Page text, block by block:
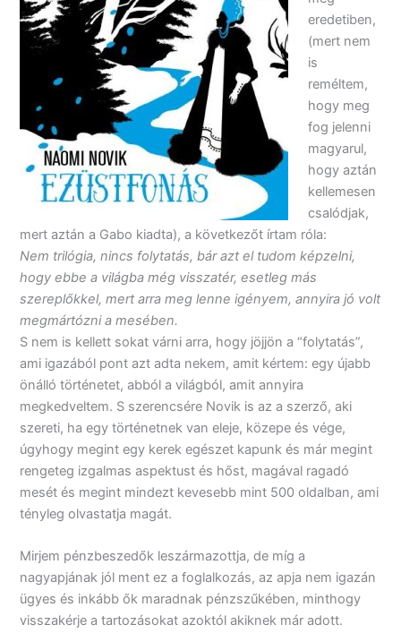
eredetiben,
(mert nem
is
reméltem,
hogy meg
fog jelenni
magyarul,
hogy aztán
kellemesen
csalódjak,
mert aztán a Gabo kiadta), a következőt írtam róla:
Nem trilógia, nincs folytatás, bár azt el tudom képzelni,
hogy ebbe a világba még visszatér, esetleg más
szereplőkkel, mert arra meg lenne igényem, annyira jó volt
megmártózni a mesében.
S nem is kellett sokat várni arra, hogy jöjjön a “folytatás”,
ami igazából pont azt adta nekem, amit kértem: egy újabb
önálló történetet, abból a világból, amit annyira
megkedveltem. S szerencsére Novik is az a szerző, aki
szereti, ha egy történetnek van eleje, közepe és vége,
úgyhogy megint egy kerek egészet kapunk és már megint
rengeteg izgalmas aspektust és hőst, magával ragadó
mesét és megint mindezt kevesebb mint 500 oldalban, ami
tényleg olvastatja magát.
Mirjem pénzbeszedők leszármazottja, de míg a
nagyapjának jól ment ez a foglalkozás, az apja nem igazán
ügyes és inkább ők maradnak pénzszűkében, minthogy
visszakérje a tartozásokat azoktól akiknek már adott.